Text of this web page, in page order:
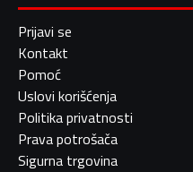
Prijavi se
Kontakt
Pomoć
Uslovi korišćenja
Politika privatnosti
Prava potrošača
Sigurna trgovina